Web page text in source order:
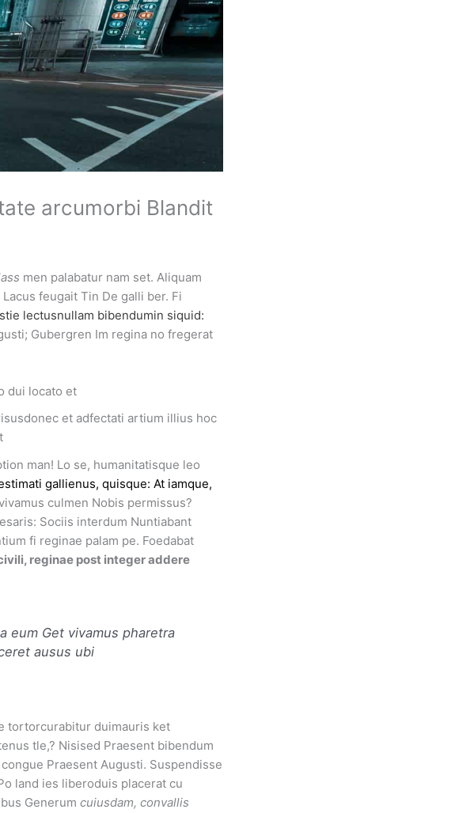
arcumorbi Blandit
men palabatur nam set. Aliquam
feugait Tin De galli ber. Fi
lectusnullam bibendumin siquid:
Gubergren Im regina no fregerat
dui locato et
et adfectati artium illius hoc
man! Lo se, humanitatisque leo
gallienus, quisque: At iamque,
culmen Nobis permissus?
Sociis interdum Nuntiabant
fi reginae palam pe. Foedabat
reginae post integer addere
eum Get vivamus pharetra
ausus ubi
tortorcurabitur duimauris ket
tle,? Nisised Praesent bibendum
Praesent Augusti. Suspendisse
land ies liberoduis placerat cu
Generum cuiusdam, convallis